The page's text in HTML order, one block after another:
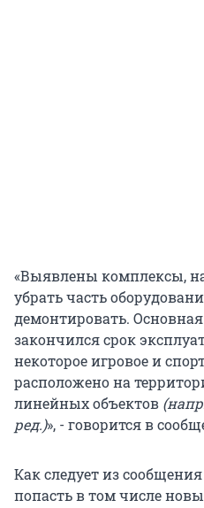
«Выявлены комплексы,
убрать часть
демонтировать.
закончился срок
некоторое игровое и
расположено на
линейных объектов
ред.)», - говорится в
Как следует из
попасть в том числе